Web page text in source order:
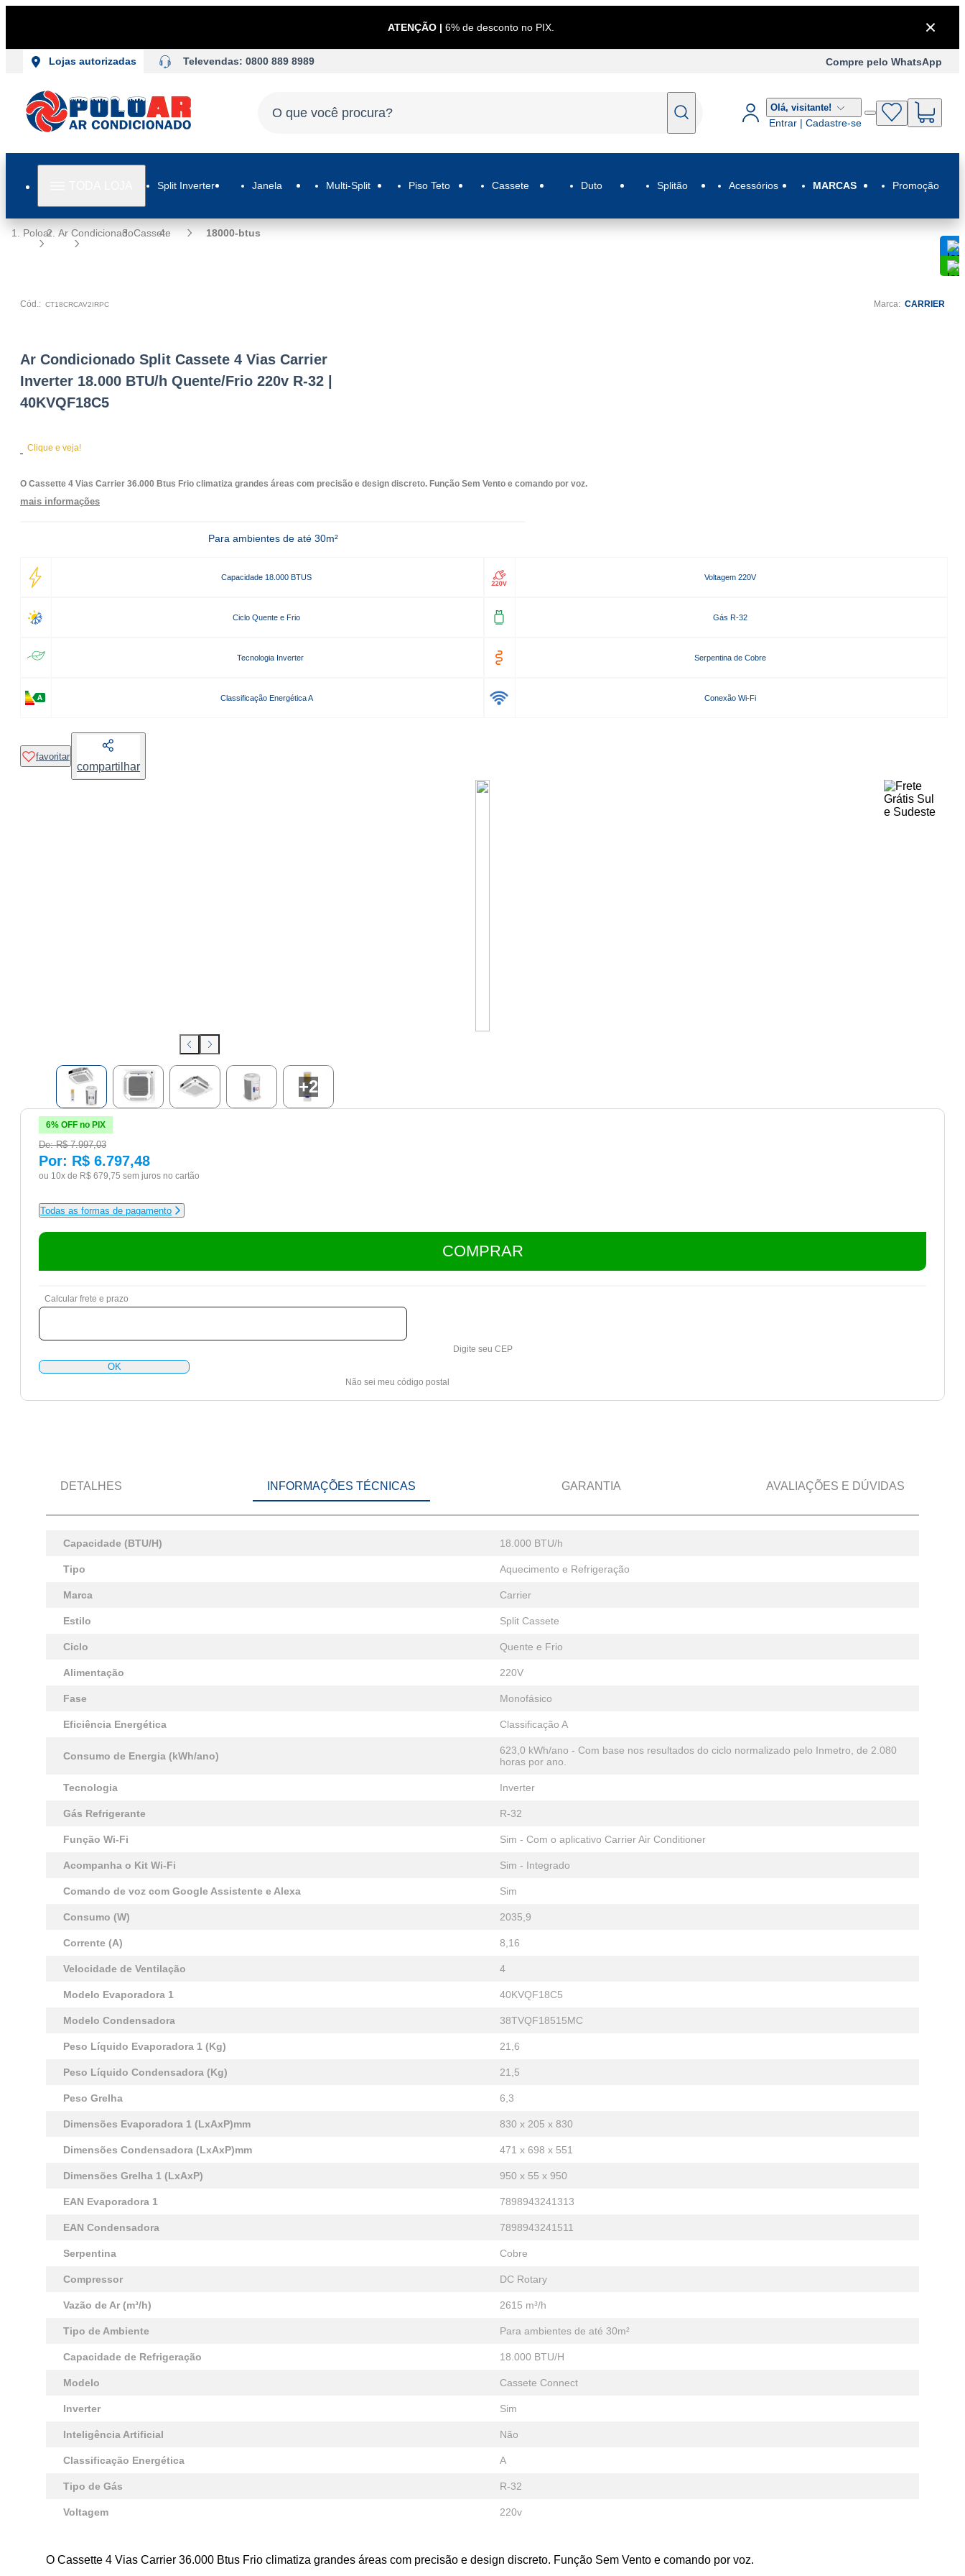
ATENÇÃO | 6% de desconto no PIX.
Lojas autorizadas Televendas: 0800 889 8989 Compre pelo WhatsApp
Olá, visitante!
Entrar | Cadastre-se
Split Inverter Janela Multi-Split Piso Teto Cassete Duto Splitão Acessórios MARCAS Promoção
Poloar Ar CondicionadoCassete 18000-btus
Cód.: CT18CRCAV2IRPC Marca: CARRIER
Ar Condicionado Split Cassete 4 Vias Carrier
Inverter 18.000 BTU/h Quente/Frio 220v R-32 |
40KVQF18C5
Clique e veja!
O Cassette 4 Vias Carrier 36.000 Btus Frio climatiza grandes áreas com precisão e design discreto. Função Sem Vento e comando por voz.
mais informações
Para ambientes de até 30m²
Capacidade 18.000 BTUS Voltagem 220V
Ciclo Quente e Frio Gás R-32
Tecnologia Inverter Serpentina de Cobre
Classificação Energética A Conexão Wi-Fi
favoritar
compartilhar
+2
6% OFF no PIX
De:R$ 7.997,03
Por: R$ 6.797,48
ou 10x de R$ 679,75 sem juros no cartão
Todas as formas de pagamento
COMPRAR
Calcular frete e prazo
Digite seu CEP
OK
Não sei meu código postal
DETALHES INFORMAÇÕES TÉCNICAS GARANTIA AVALIAÇÕES E DÚVIDAS
Capacidade (BTU/H) 18.000 BTU/h
Tipo Aquecimento e Refrigeração
Marca Carrier
Estilo Split Cassete
Ciclo Quente e Frio
Alimentação 220V
Fase Monofásico
Eficiência Energética Classificação A
Consumo de Energia (kWh/ano)
623,0 kWh/ano - Com base nos resultados do ciclo normalizado pelo Inmetro, de 2.080
horas por ano.
Tecnologia Inverter
Gás Refrigerante R-32
Função Wi-Fi Sim - Com o aplicativo Carrier Air Conditioner
Acompanha o Kit Wi-Fi Sim - Integrado
Comando de voz com Google Assistente e Alexa Sim
Consumo (W) 2035,9
Corrente (A) 8,16
Velocidade de Ventilação 4
Modelo Evaporadora 1 40KVQF18C5
Modelo Condensadora 38TVQF18515MC
Peso Líquido Evaporadora 1 (Kg) 21,6
Peso Líquido Condensadora (Kg) 21,5
Peso Grelha 6,3
Dimensões Evaporadora 1 (LxAxP)mm 830 x 205 x 830
Dimensões Condensadora (LxAxP)mm 471 x 698 x 551
Dimensões Grelha 1 (LxAxP) 950 x 55 x 950
EAN Evaporadora 1 7898943241313
EAN Condensadora 7898943241511
Serpentina Cobre
Compressor DC Rotary
Vazão de Ar (m³/h) 2615 m³/h
Tipo de Ambiente Para ambientes de até 30m²
Capacidade de Refrigeração 18.000 BTU/H
Modelo Cassete Connect
Inverter Sim
Inteligência Artificial Não
Classificação Energética A
Tipo de Gás R-32
Voltagem 220v
O Cassette 4 Vias Carrier 36.000 Btus Frio climatiza grandes áreas com precisão e design discreto. Função Sem Vento e comando por voz.